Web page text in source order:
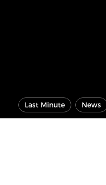
Last Minute News